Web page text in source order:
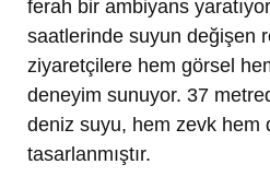
ferah bir ambiyans
saatlerinde suyun değişen
ziyaretçilere hem görsel
deneyim sunuyor. 37
deniz suyu, hem zevk hem
tasarlanmıştır.